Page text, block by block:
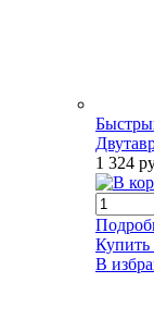
1 324
Купить
В